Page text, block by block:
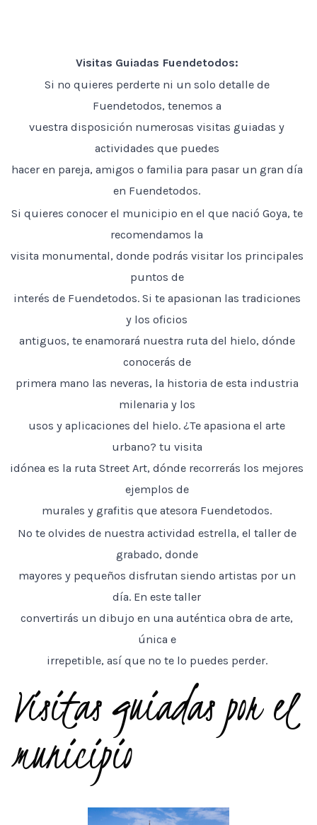
Visitas Guiadas Fuendetodos:
Si no quieres perderte ni un solo detalle de
Fuendetodos, tenemos a
vuestra disposición numerosas visitas guiadas y
actividades que puedes
hacer en pareja, amigos o familia para pasar un gran día
en Fuendetodos.
Si quieres conocer el municipio en el que nació Goya, te
recomendamos la
visita monumental, donde podrás visitar los principales
puntos de
interés de Fuendetodos. Si te apasionan las tradiciones
y los oficios
antiguos, te enamorará nuestra ruta del hielo, dónde
conocerás de
primera mano las neveras, la historia de esta industria
milenaria y los
usos y aplicaciones del hielo. ¿Te apasiona el arte
urbano? tu visita
idónea es la ruta Street Art, dónde recorrerás los mejores
ejemplos de
murales y grafitis que atesora Fuendetodos.
No te olvides de nuestra actividad estrella, el taller de
grabado, donde
mayores y pequeños disfrutan siendo artistas por un
día. En este taller
convertirás un dibujo en una auténtica obra de arte,
única e
irrepetible, así que no te lo puedes perder.
Visitas guiadas por el
municipio